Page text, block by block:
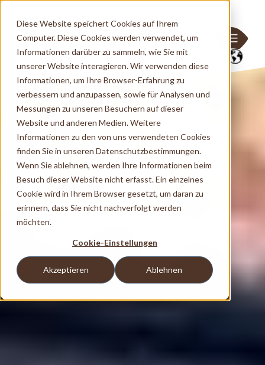
Diese Website speichert Cookies auf Ihrem
Computer. Diese Cookies werden verwendet, um
Informationen darüber zu sammeln, wie Sie mit
unserer Website interagieren. Wir verwenden diese
Informationen, um Ihre Browser-Erfahrung zu
verbessern und anzupassen, sowie für Analysen und
Messungen zu unseren Besuchern auf dieser
Website und anderen Medien. Weitere
Informationen zu den von uns verwendeten Cookies
finden Sie in unseren Datenschutzbestimmungen.
Wenn Sie ablehnen, werden Ihre Informationen beim
Besuch dieser Website nicht erfasst. Ein einzelnes
Cookie wird in Ihrem Browser gesetzt, um daran zu
erinnern, dass Sie nicht nachverfolgt werden
möchten.
Cookie-Einstellungen
Akzeptieren Ablehnen